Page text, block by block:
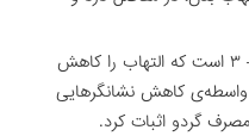
گردو حاوی اسیدهای چرب امگا – ۳ است که التهاب را کاهش
واسطه‌ی کاهش نشانگرهایی